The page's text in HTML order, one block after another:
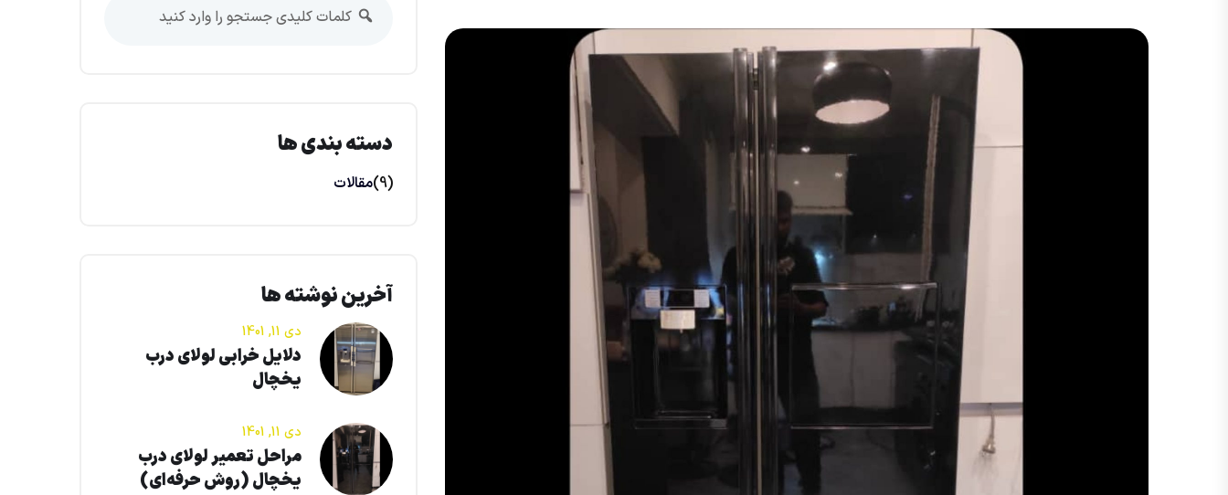
دسته بندی ها
مقالات (9)
آخرین نوشته ها
دی 11, 1401
دلایل خرابی لولای درب
یخچال
دی 11, 1401
مراحل تعمیر لولای درب
یخچال (روش حرفه‌ای)